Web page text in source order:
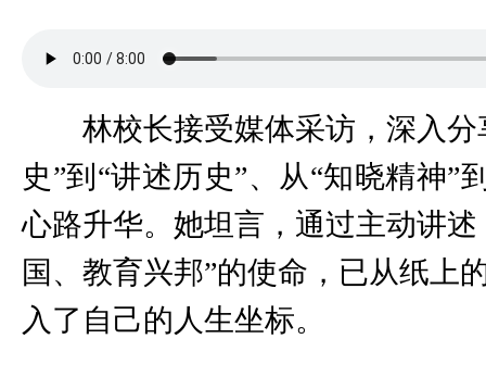
林校长接受媒体采访，深入分
史”到“讲述历史”、从“知晓精神”
心路升华。她坦言，通过主动讲述
国、教育兴邦”的使命，已从纸上
入了自己的人生坐标。